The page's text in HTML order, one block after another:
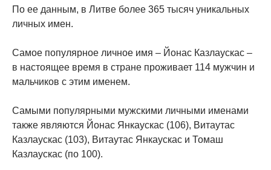
По ее данным, в Литве более 365 тысяч уникальных
личных имен.
Самое популярное личное имя – Йонас Казлаускас –
в настоящее время в стране проживает 114 мужчин и
мальчиков с этим именем.
Самыми популярными мужскими личными именами
также являются Йонас Янкаускас (106), Витаутас
Казлаускас (103), Витаутас Янкаускас и Томаш
Казлаускас (по 100).